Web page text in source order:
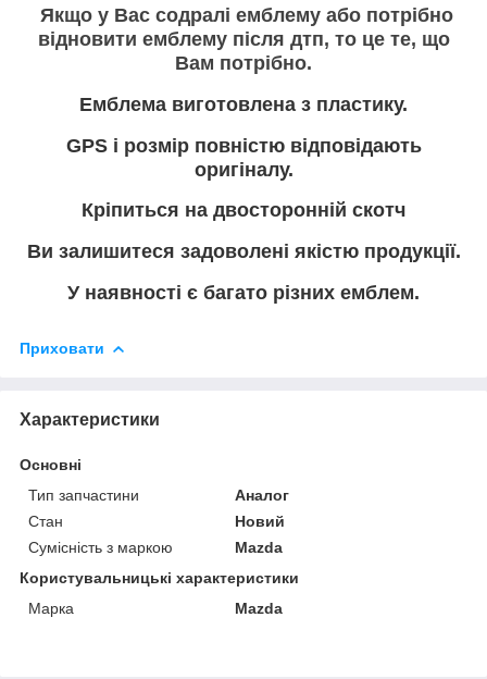
Якщо у Вас содралі емблему або потрібно
відновити емблему після дтп, то це те, що
Вам потрібно.
Емблема виготовлена з пластику.
GPS і розмір повністю відповідають
оригіналу.
Кріпиться на двосторонній скотч
Ви залишитеся задоволені якістю продукції.
У наявності є багато різних емблем.
Приховати
Характеристики
Основні
Тип запчастини
Аналог
Стан
Новий
Сумісність з маркою
Mazda
Користувальницькі характеристики
Марка
Mazda